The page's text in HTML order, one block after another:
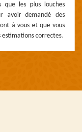
que les plus louches
avoir demandé des
à vous et que vous
correctes.